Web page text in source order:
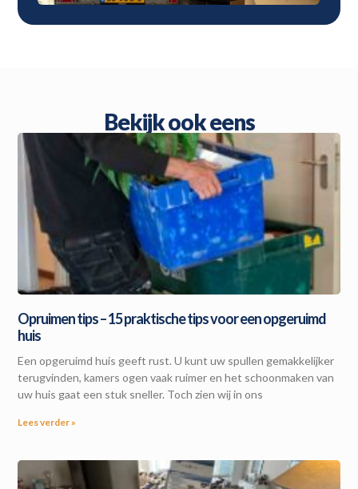
Bekijk ook eens
Opruimen tips – 15 praktische tips voor een opgeruimd
huis
Een opgeruimd huis geeft rust. U kunt uw spullen gemakkelijker
terugvinden, kamers ogen vaak ruimer en het schoonmaken van
uw huis gaat een stuk sneller. Toch zien wij in ons
Lees verder »